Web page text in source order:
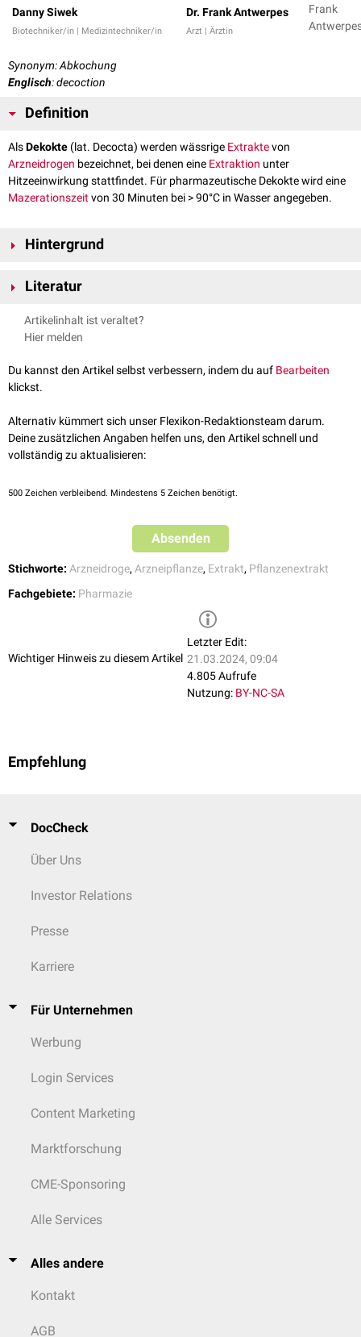
Danny Siwek
Biotechniker/in | Medizintechniker/in
Dr. Frank Antwerpes
Arzt | Ärztin
Frank
Synonym: Abkochung
Englisch: decoction
Definition
AlsDekokte (lat. Decocta) werden wässrige Extraktevon
Arzneidrogen bezeichnet, bei denen eine Extraktion unter
Hitzeeinwirkung stattfindet. Für pharmazeutische Dekokte wird eine
Mazerationszeitvon 30 Minuten bei > 90°C in Wasser angegeben.
Hintergrund
pharmazeutischen Zusammenhang abgenommen. Dies ist auf eine
Haltbarkeit zurückzuführen. Durch die Hitzeeinwirkung ist jedoch
unmittelbar nach der Zubereitung von einer guten mikrobiologischen
unterscheiden. Bei Heißaufgüssen beträgt die Mazerationszeit bei > 90°C
5 Minuten zuzüglich einer Abkühlphase von 30 Minuten.
Literatur
Schöffling: Arzneiformenlehre
Artikelinhalt ist veraltet?
Hier melden
Du kannst den Artikel selbst verbessern, indem du auf Bearbeiten
klickst.
Alternativ kümmert sich unser Flexikon-Redaktionsteam darum.
Deine zusätzlichen Angaben helfen uns, den Artikel schnell und
vollständig zu aktualisieren:
500 Zeichen verbleibend. Mindestens 5 Zeichen benötigt.
Absenden
Stichworte: Arzneidroge, Arzneipflanze, Extrakt, Pflanzenextrakt
Fachgebiete: Pharmazie
Wichtiger Hinweis zu diesem Artikel
Letzter Edit:
21.03.2024, 09:04
4.805 Aufrufe
Nutzung: BY-NC-SA
Empfehlung
DocCheck
Über Uns
Investor Relations
Presse
Karriere
Für Unternehmen
Werbung
Login Services
Content Marketing
Marktforschung
CME-Sponsoring
Alle Services
Alles andere
Kontakt
AGB